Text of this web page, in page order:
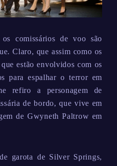
comissários de voo são
Claro, que assim como os
estão envolvidos com os
para espalhar o terror em
refiro a personagem de
de bordo, que vive em
de Gwyneth Paltrow em
garota de Silver Springs,